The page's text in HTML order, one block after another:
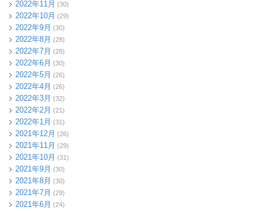
2022年11月 (30)
2022年10月 (29)
2022年9月 (30)
2022年8月 (28)
2022年7月 (28)
2022年6月 (30)
2022年5月 (26)
2022年4月 (26)
2022年3月 (32)
2022年2月 (21)
2022年1月 (31)
2021年12月 (26)
2021年11月 (29)
2021年10月 (31)
2021年9月 (30)
2021年8月 (30)
2021年7月 (29)
2021年6月 (24)